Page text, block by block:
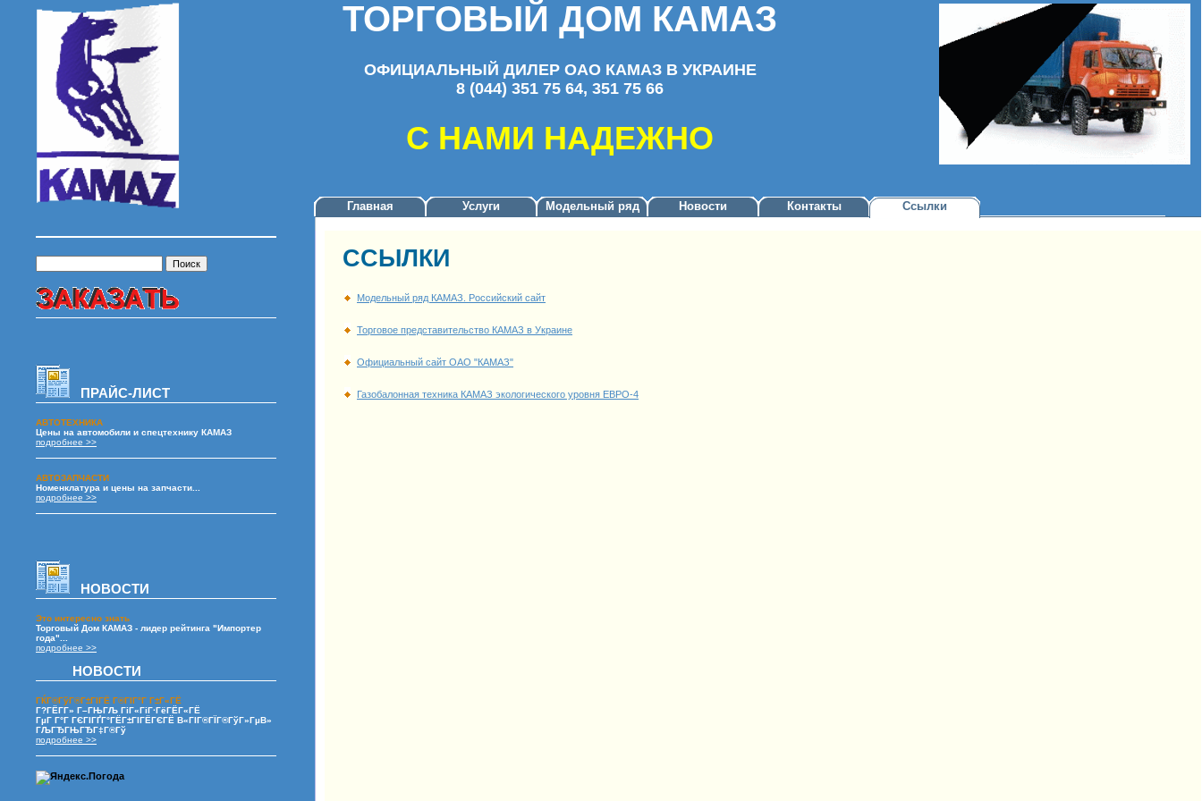
ТОРГОВЫЙ ДОМ КАМАЗ
ОФИЦИАЛЬНЫЙ ДИЛЕР ОАО КАМАЗ В УКРАИНЕ
8 (044) 351 75 64, 351 75 66
С НАМИ НАДЕЖНО
Главная Услуги Модельный ряд Новости Контакты Ссылки
ПРАЙС-ЛИСТ
АВТОТЕХНИКА
Цены на автомобили и спецтехнику КАМАЗ
подробнее >>
АВТОЗАПЧАСТИ
Номенклатура и цены на запчасти...
подробнее >>
НОВОСТИ
Это интересно знать
Торговый Дом КАМАЗ - лидер рейтинга "Импортер
года"...
подробнее >>
НОВОСТИ
ГЌГ®ГўГ®Г±ГІГЁ Г®ГІГ°Г Г±Г«ГЁ
Г?ГЁГ­Г» Г–ГЊГЉ ГіГ«ГіГ·ГёГЁГ«ГЁ
ГµГ Г°Г ГЄГІГҐГ°ГЁГ±ГІГЁГЄГЁ В«ГІГ®ГЇГ®ГўГ»ГµВ»
ГЉГЂГЊГЂГ‡Г®Гў
подробнее >>
ССЫЛКИ
Модельный ряд КАМАЗ. Российский сайт
Торговое представительство КАМАЗ в Украине
Официальный сайт ОАО "КАМАЗ"
Газобалонная техника КАМАЗ экологического уровня ЕВРО-4